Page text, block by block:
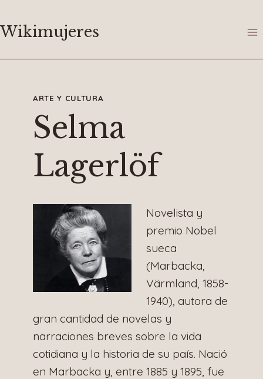
al
Wikimujeres
ARTE Y CULTURA
Selma
Lagerlöf
Novelista y
premio Nobel
sueca
(Marbacka,
Värmland, 1858-
1940), autora de
gran cantidad de novelas y
narraciones breves sobre la vida
cotidiana y la historia de su país. Nació
en Marbacka y, entre 1885 y 1895, fue